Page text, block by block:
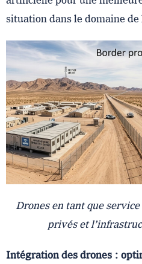
situation dans le domaine de
Drones en tant que
privés et
Intégration des drones :